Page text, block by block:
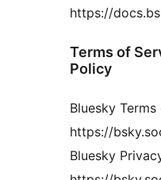
https://
Terms of
Policy
Bluesky
https://
Bluesky